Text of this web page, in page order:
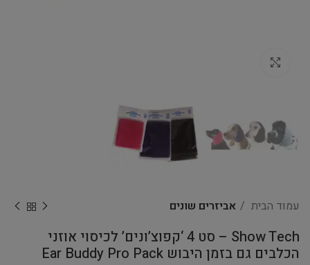
עמוד הבית אביזרים שונים
Show Tech – סט 4 ‘קפוצ’ונים’ לכיסוי אוזני
הכלבים גם בזמן היבוש Ear Buddy Pro Pack